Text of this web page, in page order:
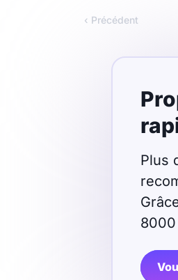
T4
T9
m2
‹ Précédent
Plus